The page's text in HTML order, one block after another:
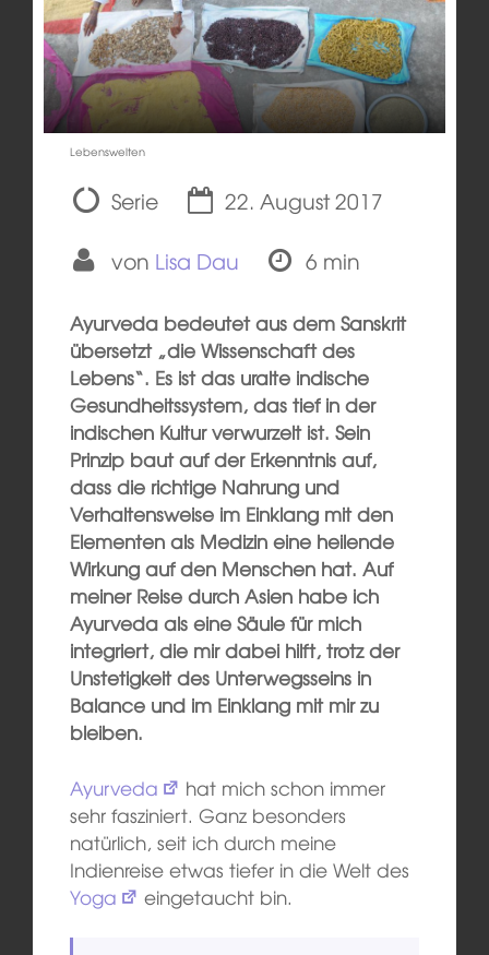
Lebenswelten
Serie
22. August 2017
von Lisa Dau 6 min
Ayurveda bedeutet aus dem Sanskrit
übersetzt „die Wissenschaft des
Lebens“. Es ist das uralte indische
Gesundheitssystem, das tief in der
indischen Kultur verwurzelt ist. Sein
Prinzip baut auf der Erkenntnis auf,
dass die richtige Nahrung und
Verhaltensweise im Einklang mit den
Elementen als Medizin eine heilende
Wirkung auf den Menschen hat. Auf
meiner Reise durch Asien habe ich
Ayurveda als eine Säule für mich
integriert, die mir dabei hilft, trotz der
Unstetigkeit des Unterwegsseins in
Balance und im Einklang mit mir zu
bleiben.
Ayurveda
hat mich schon immer
sehr fasziniert. Ganz besonders
natürlich, seit ich durch meine
Indienreise etwas tiefer in die Welt des
Yoga
eingetaucht bin.